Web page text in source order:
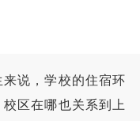
说，学校的住宿环
区在哪也关系到上